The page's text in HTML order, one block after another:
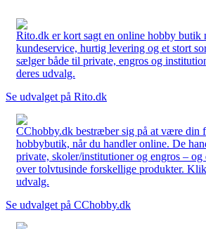
Rito.dk er kort sagt en online hobby butik
kundeservice, hurtig levering og et stort
sælger både til private, engros og
deres udvalg.
Se udvalget på Rito.dk
CChobby.dk bestræber sig på at være din
hobbybutik, når du handler online. De
private, skoler/institutioner og engros – og
over tolvtusinde forskellige produkter.
udvalg.
Se udvalget på CChobby.dk